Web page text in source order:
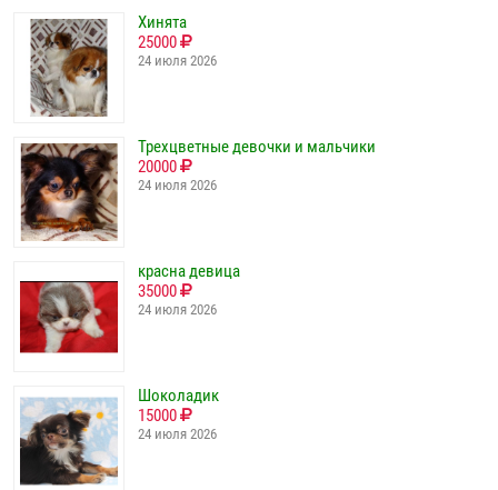
Хинята
25000
24 июля 2026
Трехцветные девочки и мальчики
20000
24 июля 2026
красна девица
35000
24 июля 2026
Шоколадик
15000
24 июля 2026